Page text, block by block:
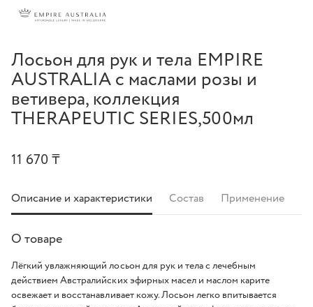
Лосьон для рук и тела EMPIRE
AUSTRALIA с маслами розы и
ветивера, коллекция
THERAPEUTIC SERIES,500мл
11 670 ₸
Описание и характеристики Состав Применение
О товаре
Лёгкий увлажняющий лосьон для рук и тела с лечебным
действием Австралийских эфирных масел и маслом карите
освежает и восстанавливает кожу. Лосьон легко впитывается